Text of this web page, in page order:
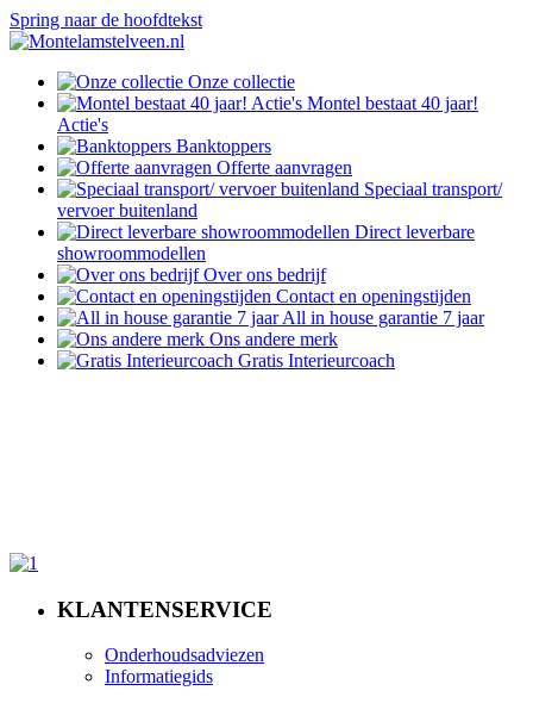
Spring naar de hoofdtekst
Onze collectie
Montel bestaat 40 jaar!
Actie's
Banktoppers
Offerte aanvragen
Speciaal transport/
vervoer buitenland
Direct leverbare
showroommodellen
Over ons bedrijf
Contact en openingstijden
All in house garantie 7 jaar
Ons andere merk
Gratis Interieurcoach
KLANTENSERVICE
Onderhoudsadviezen
Informatiegids